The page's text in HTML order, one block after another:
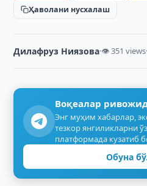
Ҳаволани нусхалаш
Дилафруз Ниязова·👁 351 views·
Воқеалар
Энг муҳим хабарлар,
тезкор янгиликларни
платформада кузатиб
Обуна